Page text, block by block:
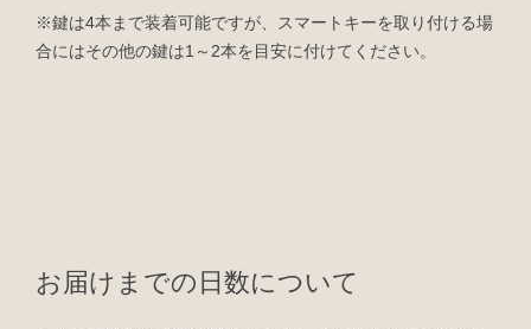
※鍵は4本まで装着可能ですが、スマートキーを取り付ける場
合にはその他の鍵は1～2本を目安に付けてください。
お届けまでの日数について